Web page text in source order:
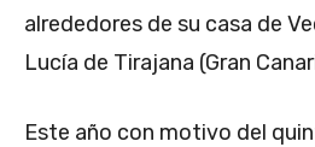
alrededores de su casa de
Lucía de Tirajana (Gran
Este año con motivo del